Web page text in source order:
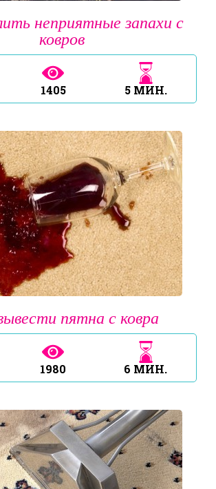
неприятные запахи с
ковров
1405 5 МИН.
пятна с ковра
1980 6 МИН.